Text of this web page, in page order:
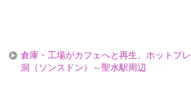
倉庫・工場がカフェへと再生、ホットプ
洞（ソンスドン）～聖水駅周辺